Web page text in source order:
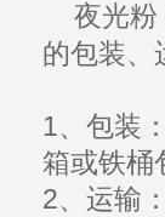
夜光粉
的包装、
1、包装：
箱或铁桶
2、运输